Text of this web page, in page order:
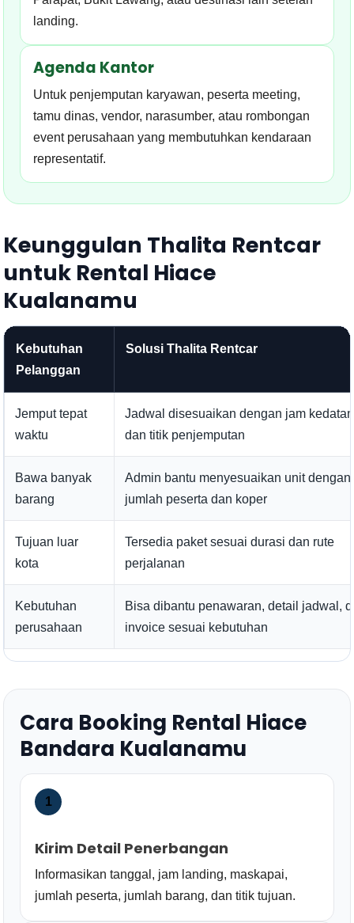
landing.
Agenda Kantor
Untuk penjemputan karyawan, peserta meeting,
tamu dinas, vendor, narasumber, atau rombongan
event perusahaan yang membutuhkan kendaraan
representatif.
Keunggulan Thalita Rentcar
untuk Rental Hiace
Kualanamu
Kebutuhan
Pelanggan
Solusi Thalita Rentcar
Jemput tepat
waktu
Jadwal disesuaikan dengan jam
dan titik penjemputan
Bawa banyak
barang
Admin bantu menyesuaikan unit dengan
jumlah peserta dan koper
Tujuan luar
kota
Tersedia paket sesuai durasi dan rute
perjalanan
Kebutuhan
perusahaan
Bisa dibantu penawaran, detail jadwal,
invoice sesuai kebutuhan
Cara Booking Rental Hiace
Bandara Kualanamu
1
Kirim Detail Penerbangan
Informasikan tanggal, jam landing, maskapai,
jumlah peserta, jumlah barang, dan titik tujuan.